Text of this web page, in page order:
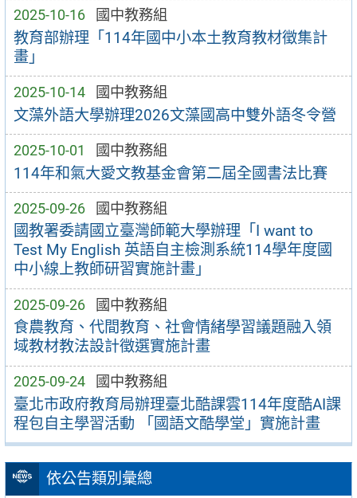
2025-10-16 國中教務組
教育部辦理「114年國中小本土教育教材徵集計
畫」
2025-10-14 國中教務組
文藻外語大學辦理2026文藻國高中雙外語冬令營
2025-10-01 國中教務組
114年和氣大愛文教基金會第二屆全國書法比賽
2025-09-26 國中教務組
國教署委請國立臺灣師範大學辦理「I want to
Test My English 英語自主檢測系統114學年度國
中小線上教師研習實施計畫」
2025-09-26 國中教務組
食農教育、代間教育、社會情緒學習議題融入領
域教材教法設計徵選實施計畫
2025-09-24 國中教務組
臺北市政府教育局辦理臺北酷課雲114年度酷AI課
程包自主學習活動 「國語文酷學堂」實施計畫
依公告類別彙總